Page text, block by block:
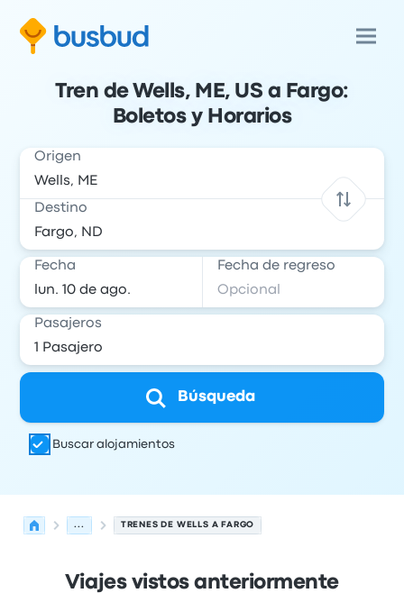
Tren de Wells, ME, US a Fargo:
Boletos y Horarios
Origen
Destino
Fecha Fecha de regreso
Pasajeros
Búsqueda
Buscar alojamientos
... TRENES DE WELLS A FARGO
Viajes vistos anteriormente